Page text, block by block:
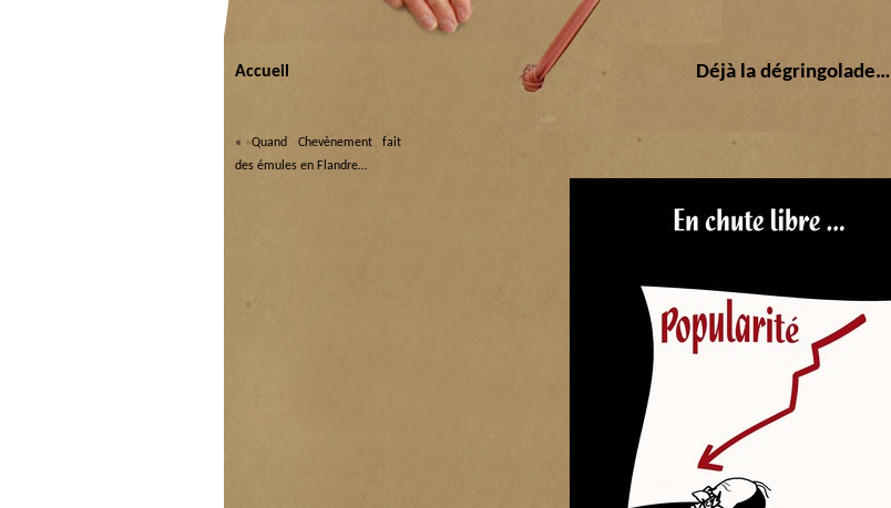
Accueil Déjà la dégringolade…
«Quand Chevènement fait
des émules en Flandre…